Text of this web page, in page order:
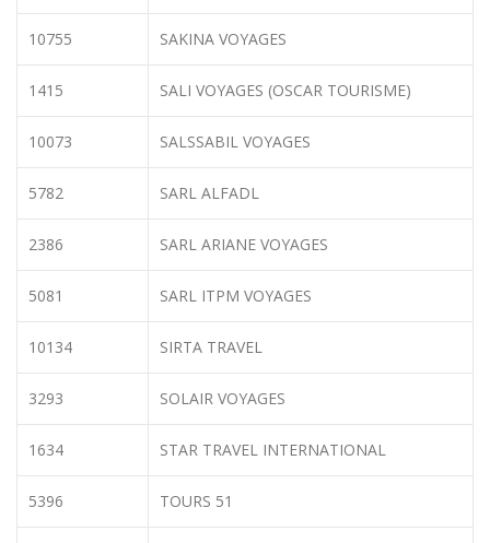
10755 SAKINA VOYAGES
1415 SALI VOYAGES (OSCAR TOURISME)
10073 SALSSABIL VOYAGES
5782 SARL ALFADL
2386 SARL ARIANE VOYAGES
5081 SARL ITPM VOYAGES
10134 SIRTA TRAVEL
3293 SOLAIR VOYAGES
1634 STAR TRAVEL INTERNATIONAL
5396 TOURS 51